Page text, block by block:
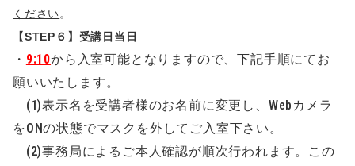
ください。
【STEP６】受講日当日
・ 9:10から入室可能となりますので、下記手順にてお
願いいたします。
(1)表示名を受講者様のお名前に変更し、Webカメラ
をONの状態でマスクを外してご入室下さい。
(2)事務局によるご本人確認が順次行われます。この